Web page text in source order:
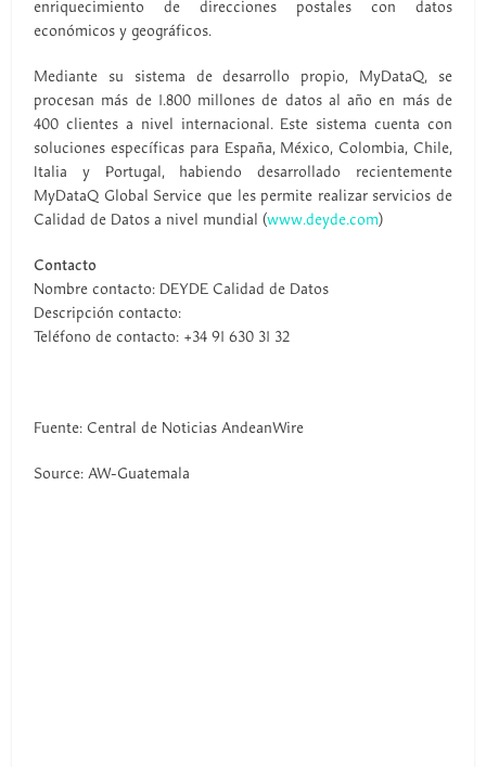
enriquecimiento de direcciones postales con datos
económicos y geográficos.
Mediante su sistema de desarrollo propio, MyDataQ, se
procesan más de 1.800 millones de datos al año en más de
400 clientes a nivel internacional. Este sistema cuenta con
soluciones específicas para España, México, Colombia, Chile,
Italia y Portugal, habiendo desarrollado recientemente
MyDataQ Global Service que les permite realizar servicios de
Calidad de Datos a nivel mundial (www.deyde.com)
Contacto
Nombre contacto: DEYDE Calidad de Datos
Descripción contacto:
Teléfono de contacto: +34 91 630 31 32
Fuente: Central de Noticias AndeanWire
Source: AW-Guatemala